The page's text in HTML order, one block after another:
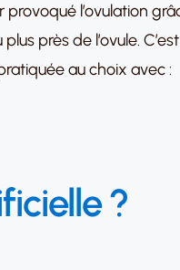
l’ovulation
près de l’ovule. C’est
au choix avec :
?